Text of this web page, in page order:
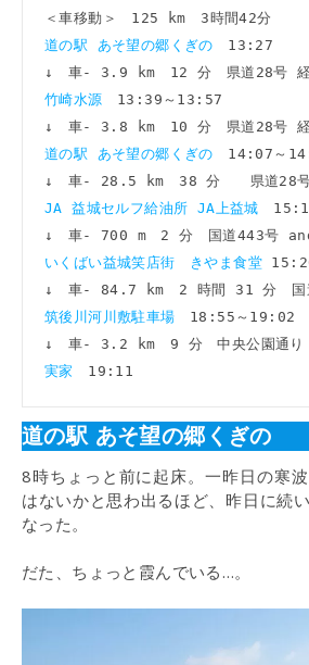
道の駅 あそ望の郷くぎの 13:27
竹崎水源 13:39～13:57
道の駅 あそ望の郷くぎの 14:07～
JA 益城セルフ給油所 JA上益城
いくばい益城笑店街　きやま食堂
筑後川河川敷駐車場 18:55～19:02
実家 19:11
道の駅 あそ望の郷くぎの
8時ちょっと前に起床。一昨日の寒
はないかと思わ出るほど、昨日に続
なった。
だた、ちょっと霞んでいる…。